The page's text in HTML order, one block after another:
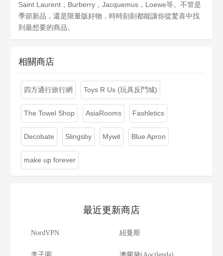
Saint Laurent，Burberry，Jacquemus，Loewe等。不管是
季節新品，還是限量版好物，時時刻刻都能讓你從驚喜中找
到最想要的商品。
相關商店
四方通行旅行網 Toys R Us (玩具反鬥城)
The Towel Shop AsiaRooms Fashletics
Decobate Slingsby Mywit Blue Apron
make up forever
最近更新商店
NordVPN 紐曼斯